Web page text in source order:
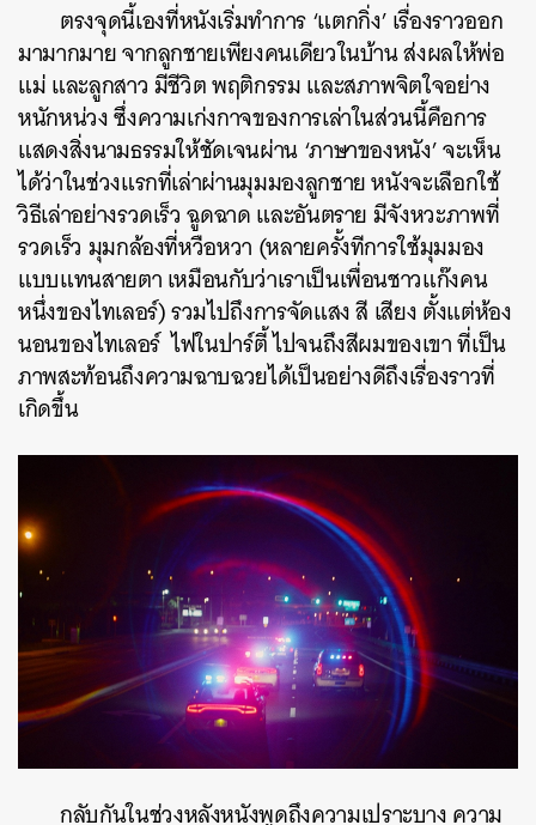
ตรงจุดนี้เองที่หนังเริ่มทำการ ‘แตกกิ่ง’ เรื่องราวออก
มามากมาย จากลูกชายเพียงคนเดียวในบ้าน ส่งผลให้พ่อ
แม่ และลูกสาว มีชีวิต พฤติกรรม และสภาพจิตใจอย่าง
หนักหน่วง ซึ่งความเก่งกาจของการเล่าในส่วนนี้คือการ
แสดงสิ่งนามธรรมให้ชัดเจนผ่าน ‘ภาษาของหนัง’ จะเห็น
ได้ว่าในช่วงแรกที่เล่าผ่านมุมมองลูกชาย หนังจะเลือกใช้
วิธีเล่าอย่างรวดเร็ว ฉูดฉาด และอันตราย มีจังหวะภาพที่
รวดเร็ว มุมกล้องที่หวือหวา (หลายครั้งทีการใช้มุมมอง
แบบแทนสายตา เหมือนกับว่าเราเป็นเพื่อนชาวแก๊งคน
หนึ่งของไทเลอร์) รวมไปถึงการจัดแสง สี เสียง ตั้งแต่ห้อง
นอนของไทเลอร์ ไฟในปาร์ตี้ ไปจนถึงสีผมของเขา ที่เป็น
ภาพสะท้อนถึงความฉาบฉวยได้เป็นอย่างดีถึงเรื่องราวที่
เกิดขึ้น
กลับกันในช่วงหลังหนังพูดถึงความเปราะบาง ความ